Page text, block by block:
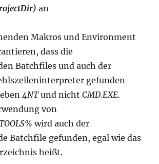
an
Makros und Environment
dass die
Batchfiles und auch der
gefunden
4NTund nichtCMD.EXE.
von
wird auch der
Batchfile gefunden, egal wie das
heißt.